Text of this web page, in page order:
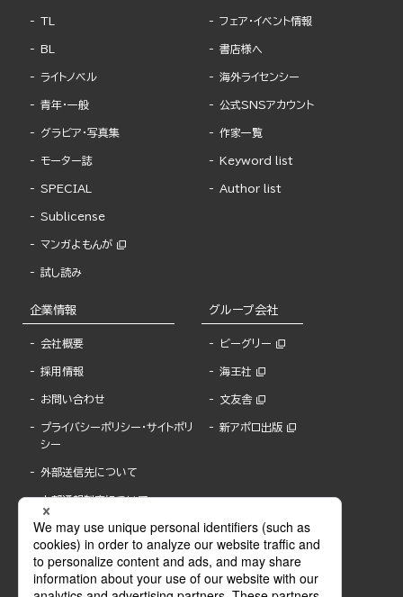
TL
BL
ライトノベル
青年・一般
グラビア・写真集
モーター誌
SPECIAL
Sublicense
マンガよもんが
試し読み
フェア・イベント情報
書店様へ
海外ライセンシー
公式SNSアカウント
作家一覧
Keyword list
Author list
企業情報
会社概要
採用情報
お問い合わせ
プライバシーポリシー・サイトポリ
シー
外部送信先について
内部通報制度について
グループ会社
ビーグリー
海王社
文友舎
新アポロ出版